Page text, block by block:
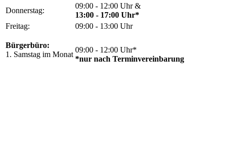
Donnerstag:
09:00 - 12:00 Uhr &
13:00 - 17:00 Uhr*
Freitag:
09:00 - 13:00 Uhr
Bürgerbüro:
1. Samstag im Monat
09:00 - 12:00 Uhr*
*nur nach Terminvereinbarung